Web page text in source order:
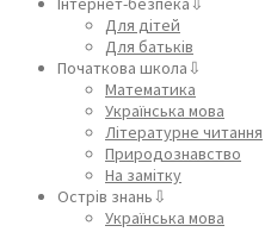
Для дітей
Для батьків
Початкова школа⇩
Математика
Українська мова
Літературне читання
Природознавство
На замітку
Острів знань⇩
Українська мова